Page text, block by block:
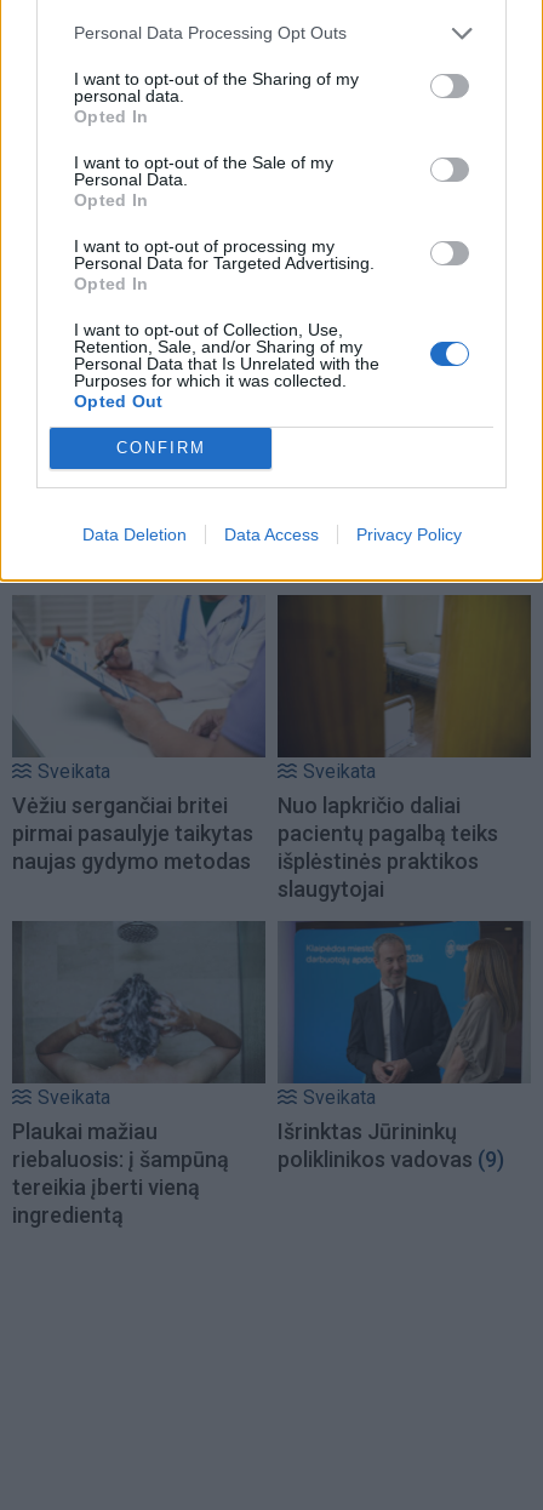
Personal Data Processing Opt Outs
I want to opt-out of the Sharing of my
personal data.
Opted In
I want to opt-out of the Sale of my
Personal Data.
Opted In
I want to opt-out of processing my
Personal Data for Targeted Advertising.
Opted In
I want to opt-out of Collection, Use,
Retention, Sale, and/or Sharing of my
Personal Data that Is Unrelated with the
Purposes for which it was collected.
Opted Out
CONFIRM
Data Deletion Data Access Privacy Policy
Sveikata
Manote, kad pavargote?
Gali būti, kad jūsų
organizmui tiesiog
trūksta vandens
Patinusios kojos po
kelionės: dažna vasaros
slepia daugiau
Varškė ne visada yra
vyresniame amžiuje – ką
liaudiškos priemonės
Sveikata
Vėžiu sergančiai britei
pirmai pasaulyje taikytas
naujas gydymo metodas
Sveikata
Nuo lapkričio daliai
pacientų pagalbą teiks
išplėstinės praktikos
slaugytojai
Sveikata
Plaukai mažiau
riebaluosis: į šampūną
tereikia įberti vieną
ingredientą
Sveikata
Išrinktas Jūrininkų
poliklinikos vadovas (9)